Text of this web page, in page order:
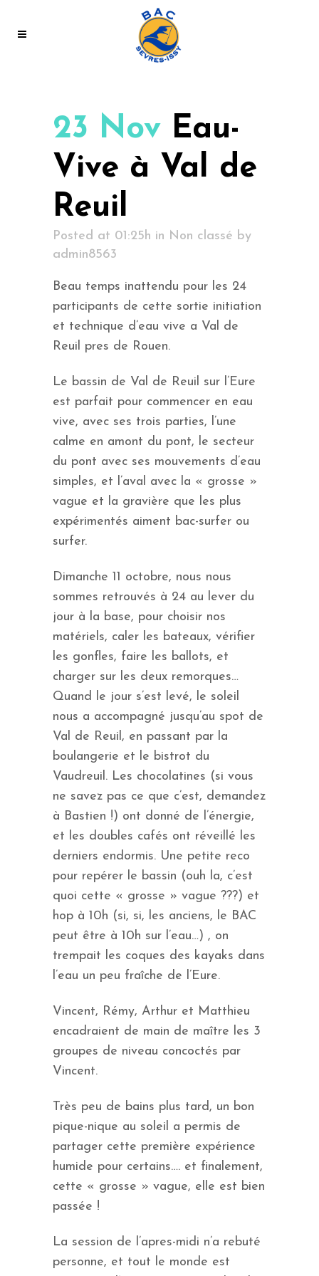
23 Nov Eau-
Vive à Val de
Reuil
Posted at 01:25h in Non classé by
admin8563
Beau temps inattendu pour les 24
participants de cette sortie initiation
et technique d’eau vive a Val de
Reuil pres de Rouen.
Le bassin de Val de Reuil sur l’Eure
est parfait pour commencer en eau
vive, avec ses trois parties, l’une
calme en amont du pont, le secteur
du pont avec ses mouvements d’eau
simples, et l’aval avec la « grosse »
vague et la gravière que les plus
expérimentés aiment bac-surfer ou
surfer.
Dimanche 11 octobre, nous nous
sommes retrouvés à 24 au lever du
jour à la base, pour choisir nos
matériels, caler les bateaux, vérifier
les gonfles, faire les ballots, et
charger sur les deux remorques…
Quand le jour s’est levé, le soleil
nous a accompagné jusqu’au spot de
Val de Reuil, en passant par la
boulangerie et le bistrot du
Vaudreuil. Les chocolatines (si vous
ne savez pas ce que c’est, demandez
à Bastien !) ont donné de l’énergie,
et les doubles cafés ont réveillé les
derniers endormis. Une petite reco
pour repérer le bassin (ouh la, c’est
quoi cette « grosse » vague ???) et
hop à 10h (si, si, les anciens, le BAC
peut être à 10h sur l’eau…) , on
trempait les coques des kayaks dans
l’eau un peu fraîche de l’Eure.
Vincent, Rémy, Arthur et Matthieu
encadraient de main de maître les 3
groupes de niveau concoctés par
Vincent.
Très peu de bains plus tard, un bon
pique-nique au soleil a permis de
partager cette première expérience
humide pour certains…. et finalement,
cette « grosse » vague, elle est bien
passée !
La session de l’apres-midi n’a rebuté
personne, et tout le monde est